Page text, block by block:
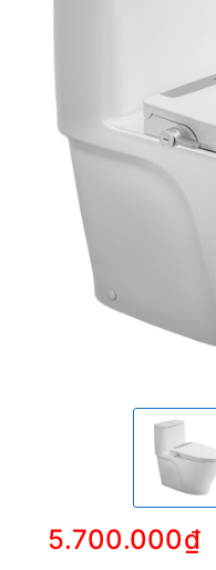
5.700.000₫